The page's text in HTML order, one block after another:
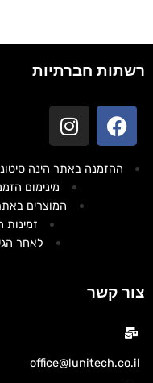
צור קשר
office@lunitech.co.il
רשתות חברתיות
ההזמנה באתר הינה
מינימום הזמנה
המוצרים
לאחר